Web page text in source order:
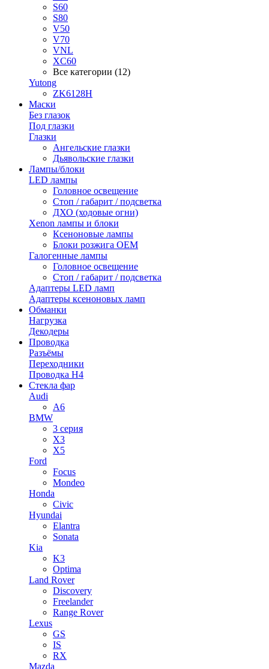
S60
S80
V50
V70
VNL
XC60
Все категории (12)
Yutong
ZK6128H
Маски
Без глазок
Под глазки
Глазки
Ангельские глазки
Дьявольские глазки
Лампы/блоки
LED лампы
Головное освещение
Стоп / габарит / подсветка
ДХО (ходовые огни)
Xenon лампы и блоки
Ксеноновые лампы
Блоки розжига OEM
Галогенные лампы
Головное освещение
Стоп / габарит / подсветка
Адаптеры LED ламп
Адаптеры ксеноновых ламп
Обманки
Нагрузка
Декодеры
Проводка
Разъёмы
Переходники
Проводка H4
Стекла фар
Audi
A6
BMW
3 серия
X3
X5
Ford
Focus
Mondeo
Honda
Civic
Hyundai
Elantra
Sonata
Kia
K3
Optima
Land Rover
Discovery
Freelander
Range Rover
Lexus
GS
IS
RX
Mazda